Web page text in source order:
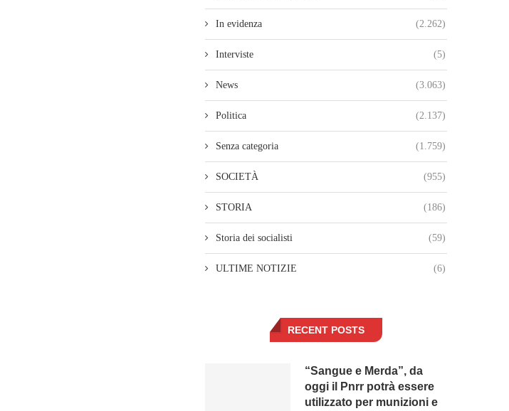
In evidenza (2.262)
Interviste (5)
News (3.063)
Politica (2.137)
Senza categoria (1.759)
SOCIETÀ (955)
STORIA (186)
Storia dei socialisti (59)
ULTIME NOTIZIE (6)
RECENT POSTS
“Sangue e Merda”, da
oggi il Pnrr potrà essere
utilizzato per munizioni e